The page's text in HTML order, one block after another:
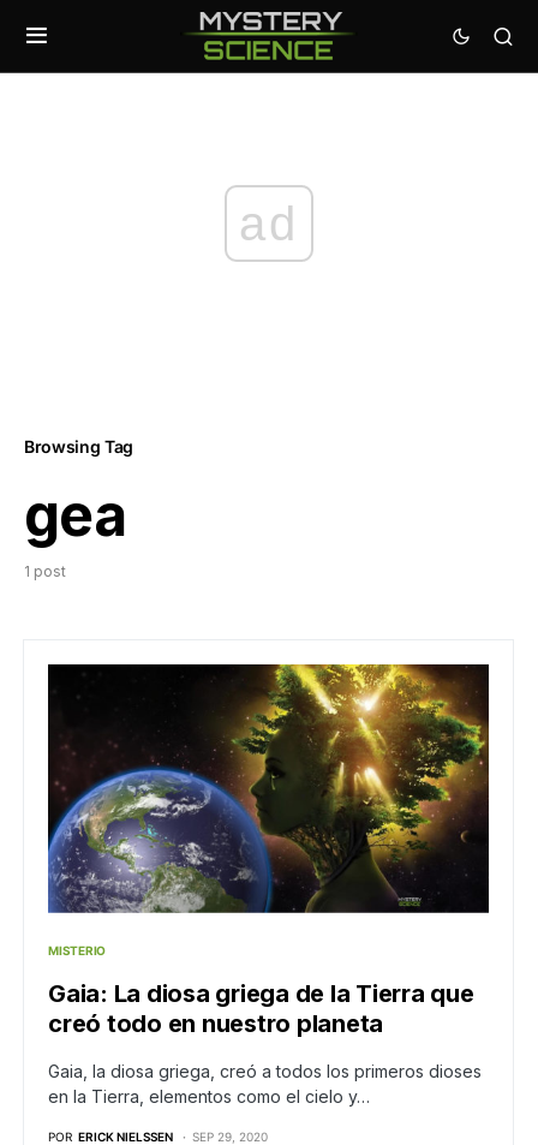
ad
Browsing Tag
gea
1 post
MISTERIO
Gaia: La diosa griega de la Tierra que
creó todo en nuestro planeta
Gaia, la diosa griega, creó a todos los primeros dioses
en la Tierra, elementos como el cielo y…
POR ERICK NIELSSEN SEP 29, 2020